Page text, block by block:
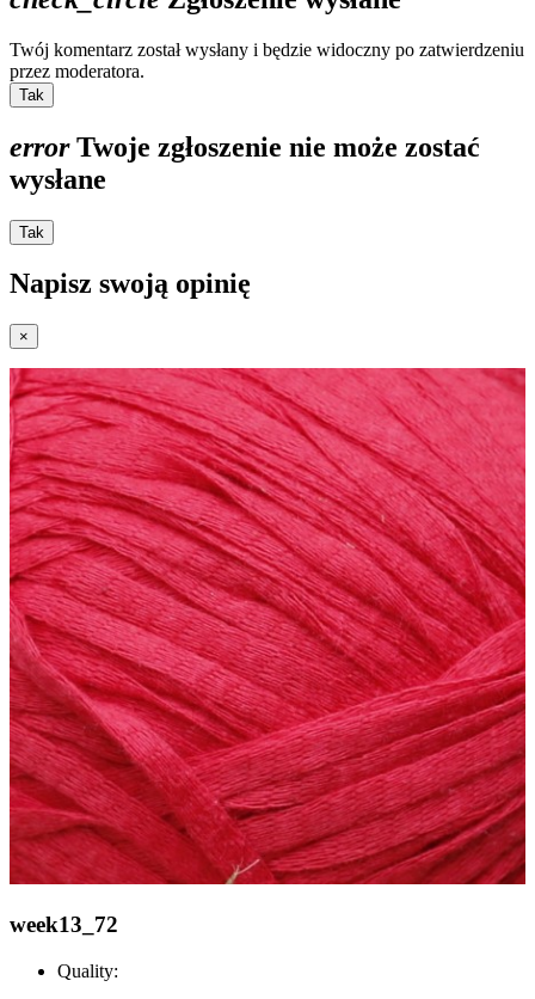
Twój komentarz został wysłany i będzie widoczny po zatwierdzeniu
przez moderatora.
Tak
errorTwoje zgłoszenie nie może zostać
wysłane
Tak
Napisz swoją opinię
×
week13_72
Quality: